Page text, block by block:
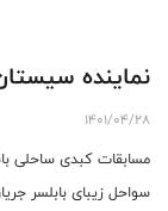
نماینده
1401/04/28
سواحل زیبای بابلسر